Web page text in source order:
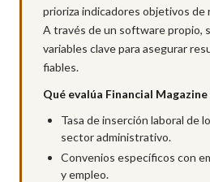
prioriza indicadores objetivos de
A través de un software propio,
variables clave para asegurar
fiables.
Qué evalúa Financial
Tasa de inserción laboral de
sector administrativo.
Convenios específicos con
y empleo.